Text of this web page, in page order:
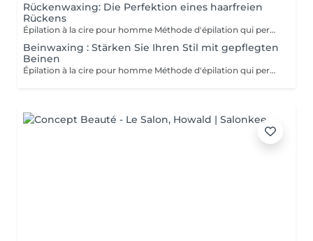
Rückenwaxing: Die Perfektion eines haarfreien
Rückens
Épilation à la cire pour homme Méthode d'épilation qui permet l'élimination des poils de façon efficace. Les poils qui repoussent s'affinent et sont plus doux. Pour l'épilation masculine, nous utilisons la cire tiède pour la plupart des régions du corps et la cire chaude pour les régions plus sensibles (torse et parties intimes). Le post-épilatoire spécifique aux besoins de la peau des hommes est appliqué par la suite afin de minimiser l'apparition de petits boutons et de poils incarnés. Gardez à l'esprit qu'une exfoliation APRÈS l'épilation est la façon la plus efficace de minimiser ces effets indésirables.
Beinwaxing : Stärken Sie Ihren Stil mit gepflegten
Beinen
Épilation à la cire pour homme Méthode d'épilation qui permet l'élimination des poils de façon efficace. Les poils qui repoussent s'affinent et sont plus doux. Pour l'épilation masculine, nous utilisons la cire tiède pour la plupart des régions du corps et la cire chaude pour les régions plus sensibles (torse et parties intimes). Le post-épilatoire spécifique aux besoins de la peau des hommes est appliqué par la suite afin de minimiser l'apparition de petits boutons et de poils incarnés. Gardez à l'esprit qu'une exfoliation APRÈS l'épilation est la façon la plus efficace de minimiser ces effets indésirables.